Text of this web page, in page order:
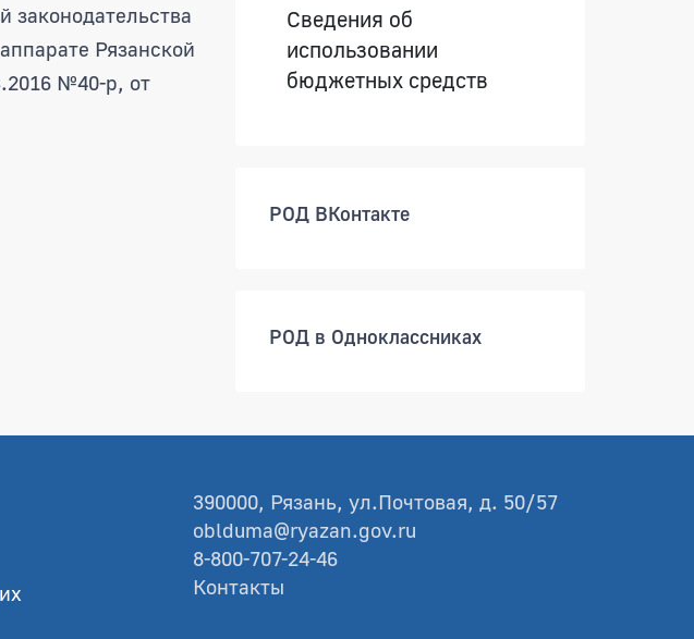
Рязанской
№40-р, от
Сведения об
использовании
бюджетных средств
РОД ВКонтакте
РОД в Одноклассниках
390000, Рязань, ул.Почтовая, д. 50/57
oblduma@ryazan.gov.ru
8-800-707-24-46
Контакты